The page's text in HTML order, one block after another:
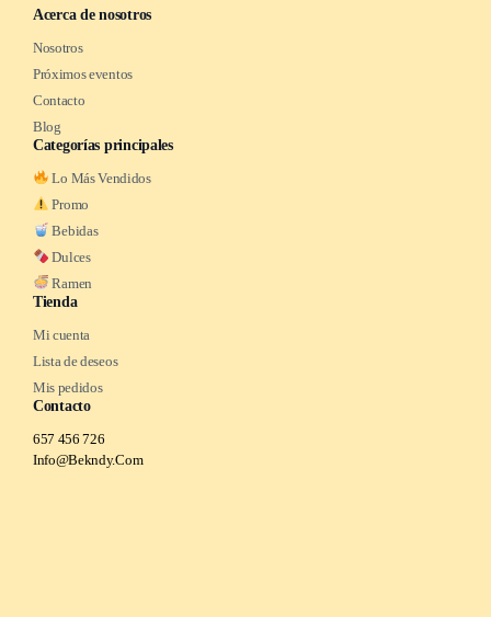
Acerca de nosotros
Nosotros
Próximos eventos
Contacto
Blog
Categorías principales
Lo Más Vendidos
Promo
Bebidas
Dulces
Ramen
Tienda
Mi cuenta
Lista de deseos
Mis pedidos
Contacto
657 456 726
Info@Bekndy.Com